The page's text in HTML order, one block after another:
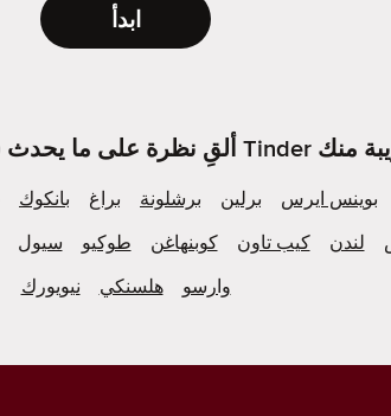
ابدأ
بانكوك براغ برشلونة برلين بوينس ايرس
سيول طوكيو كوبنهاغن كيب تاون لندن
نيويورك
هلسنكي وارسو